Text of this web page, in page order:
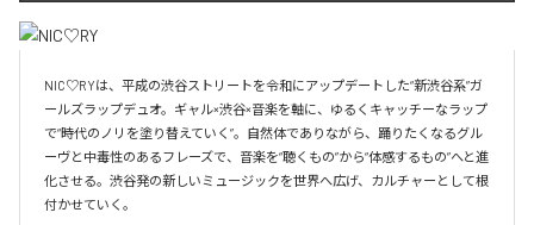
NIC♡RYは、平成の渋谷ストリートを令和にアップデートした“新渋谷系”ガ
ールズラップデュオ。ギャル×渋谷×音楽を軸に、ゆるくキャッチーなラップ
で“時代のノリを塗り替えていく”。自然体でありながら、踊りたくなるグル
ーヴと中毒性のあるフレーズで、音楽を“聴くもの”から“体感するもの”へと進
化させる。渋谷発の新しいミュージックを世界へ広げ、カルチャーとして根
付かせていく。